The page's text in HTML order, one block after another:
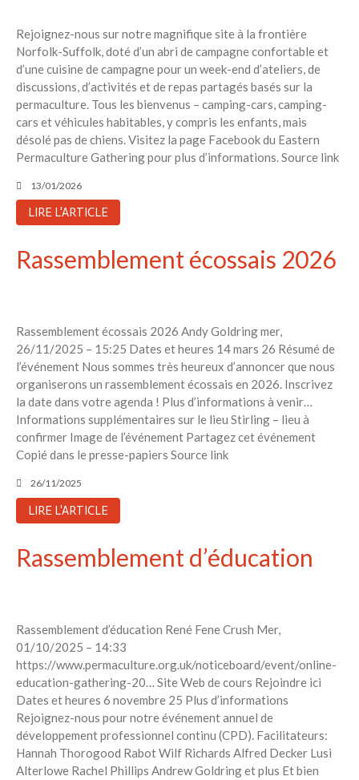
Rejoignez-nous sur notre magnifique site à la frontière
Norfolk-Suffolk, doté d’un abri de campagne confortable et
d’une cuisine de campagne pour un week-end d’ateliers, de
discussions, d’activités et de repas partagés basés sur la
permaculture. Tous les bienvenus – camping-cars, camping-
cars et véhicules habitables, y compris les enfants, mais
désolé pas de chiens. Visitez la page Facebook du Eastern
Permaculture Gathering pour plus d’informations. Source link
13/01/2026
LIRE L'ARTICLE
Rassemblement écossais 2026
Rassemblement écossais 2026 Andy Goldring mer,
26/11/2025 – 15:25 Dates et heures 14 mars 26 Résumé de
l’événement Nous sommes très heureux d’annoncer que nous
organiserons un rassemblement écossais en 2026. Inscrivez
la date dans votre agenda ! Plus d’informations à venir…
Informations supplémentaires sur le lieu Stirling – lieu à
confirmer Image de l’événement Partagez cet événement
Copié dans le presse-papiers Source link
26/11/2025
LIRE L'ARTICLE
Rassemblement d’éducation
Rassemblement d’éducation René Fene Crush Mer,
01/10/2025 – 14:33
https://www.permaculture.org.uk/noticeboard/event/online-
education-gathering-20… Site Web de cours Rejoindre ici
Dates et heures 6 novembre 25 Plus d’informations
Rejoignez-nous pour notre événement annuel de
développement professionnel continu (CPD). Facilitateurs:
Hannah Thorogood Rabot Wilf Richards Alfred Decker Lusi
Alterlowe Rachel Phillips Andrew Goldring et plus Et bien